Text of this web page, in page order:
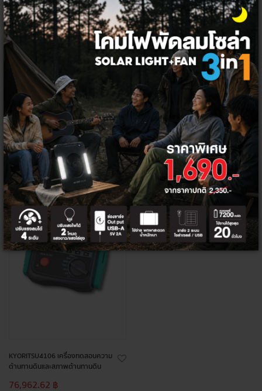
KYORITSU 4102A เครื่องตรวจสอบค
วามต้านทานของดิน
8,317.76 ฿
KYORITSU รุ่น Kew 4105A เครื่องตร
วจความต้านทานดิน แบบดิจิตอล
10,551.40 ฿
สินค้า
หมด
KYORITSU4106 เครื่องทดสอบความ
ต้านทานดินและสภาพต้านทานดิน
76,962.62 ฿